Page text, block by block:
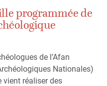
programmée de
de l’Afan
Nationales)
réaliser des